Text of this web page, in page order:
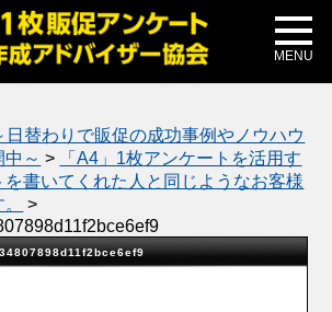
MENU
メディア掲載
公式ブログ
日替わりで販促の成功事例やノウハウ
～ >
「A4」1枚アンケートを活用す
を書いてくれた人と同じようなお客様
>